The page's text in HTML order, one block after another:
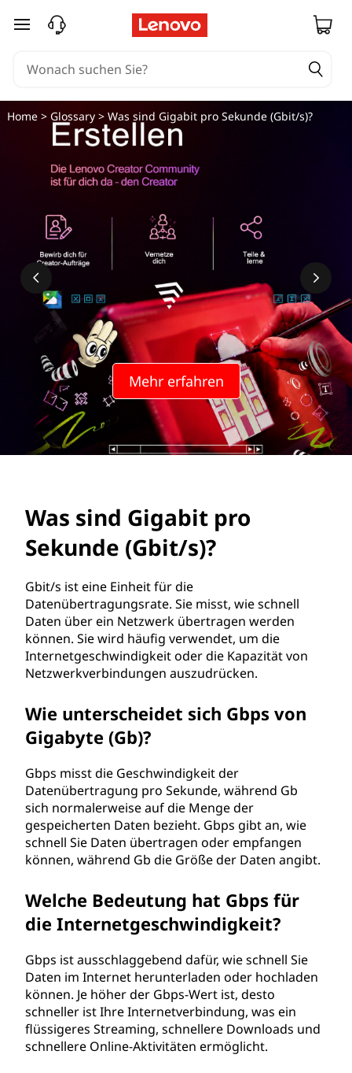
W
s
t
zum Hauptinhalt springen
Mehr erfahren
Home> Glossary> Was sind Gigabit pro Sekunde (Gbit/s)?
Was sind Gigabit pro
Sekunde (Gbit/s)?
Gbit/s ist eine Einheit für die
Datenübertragungsrate. Sie misst, wie schnell
Daten über ein Netzwerk übertragen werden
können. Sie wird häufig verwendet, um die
Internetgeschwindigkeit oder die Kapazität von
Netzwerkverbindungen auszudrücken.
Wie unterscheidet sich Gbps von
Gigabyte (Gb)?
Gbps misst die Geschwindigkeit der
Datenübertragung pro Sekunde, während Gb
sich normalerweise auf die Menge der
gespeicherten Daten bezieht. Gbps gibt an, wie
schnell Sie Daten übertragen oder empfangen
können, während Gb die Größe der Daten angibt.
Welche Bedeutung hat Gbps für
die Internetgeschwindigkeit?
Gbps ist ausschlaggebend dafür, wie schnell Sie
Daten im Internet herunterladen oder hochladen
können. Je höher der Gbps-Wert ist, desto
schneller ist Ihre Internetverbindung, was ein
flüssigeres Streaming, schnellere Downloads und
schnellere Online-Aktivitäten ermöglicht.